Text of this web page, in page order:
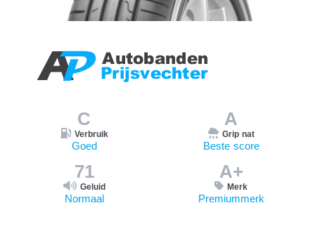
C
Verbruik
Goed
A
Grip nat
Beste score
71
Geluid
Normaal
A+
Merk
Premiummerk